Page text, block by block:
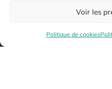
Voir les
Politique de cookies
Cocktail